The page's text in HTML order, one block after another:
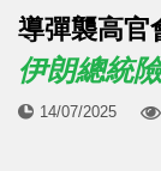
導彈襲高官
伊朗總統
14/07/2025